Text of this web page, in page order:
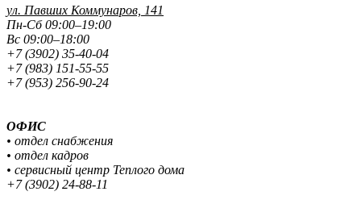
ул. Павших Коммунаров, 141
Пн-Сб 09:00–19:00
Вс 09:00–18:00
+7 (3902) 35-40-04
+7 (983) 151-55-55
+7 (953) 256-90-24
ОФИС
• отдел снабжения
• отдел кадров
• сервисный центр Теплого дома
+7 (3902) 24-88-11